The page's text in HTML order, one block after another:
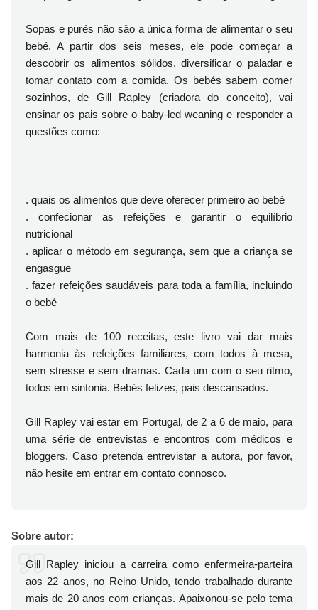
Sopas e purés não são a única forma de alimentar o seu
bebé. A partir dos seis meses, ele pode começar a
descobrir os alimentos sólidos, diversificar o paladar e
tomar contato com a comida. Os bebés sabem comer
sozinhos, de Gill Rapley (criadora do conceito), vai
ensinar os pais sobre o baby-led weaning e responder a
questões como:
. quais os alimentos que deve oferecer primeiro ao bebé
. confecionar as refeições e garantir o equilíbrio
nutricional
. aplicar o método em segurança, sem que a criança se
engasgue
. fazer refeições saudáveis para toda a família, incluindo
o bebé
Com mais de 100 receitas, este livro vai dar mais
harmonia às refeições familiares, com todos à mesa,
sem stresse e sem dramas. Cada um com o seu ritmo,
todos em sintonia. Bebés felizes, pais descansados.
Gill Rapley vai estar em Portugal, de 2 a 6 de maio, para
uma série de entrevistas e encontros com médicos e
bloggers. Caso pretenda entrevistar a autora, por favor,
não hesite em entrar em contato connosco.
Sobre autor:
Gill Rapley iniciou a carreira como enfermeira-parteira
aos 22 anos, no Reino Unido, tendo trabalhado durante
mais de 20 anos com crianças. Apaixonou-se pelo tema